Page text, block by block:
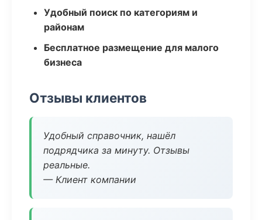
Удобный поиск по категориям и
районам
Бесплатное размещение для малого
бизнеса
Отзывы клиентов
Удобный справочник, нашёл
подрядчика за минуту. Отзывы
реальные.
— Клиент компании